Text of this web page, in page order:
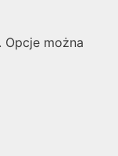
można